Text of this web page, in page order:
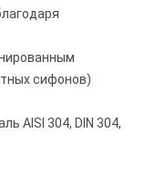
сифонов)
AISI 304, DIN 304,